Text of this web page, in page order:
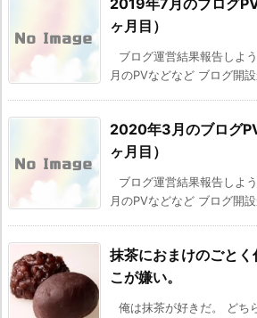
ヶ月目）
ブログ運営結果報告しよ
月のPVなどなど ブログ開
2020年3月のブログ
ヶ月目）
ブログ運営結果報告しよ
月のPVなどなど ブログ開
抹茶におまけのごと
こが嫌い。
俺は抹茶が好きだ。 どち